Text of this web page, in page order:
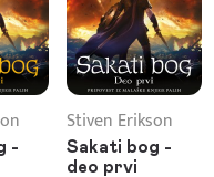
-
Stiven Erikson
Sakati bog -
deo prvi